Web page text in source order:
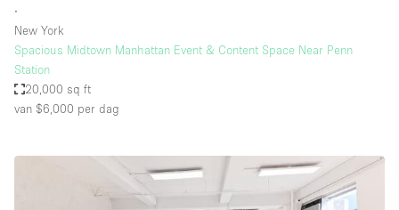
∙
New York
Spacious Midtown Manhattan Event & Content Space Near Penn
Station
20,000 sq ft
van $6,000 per dag